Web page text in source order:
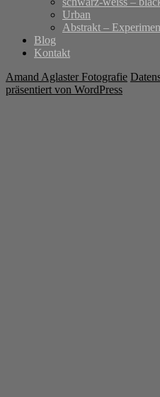
Urban
Abstrakt –
Blog
Kontakt
Amand Aglaster Fotografie
präsentiert von WordPress